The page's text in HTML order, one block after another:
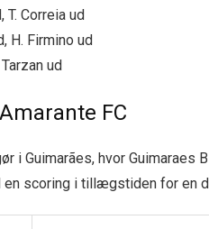
T. Correia ud
H. Firmino ud
ud
FC
i Guimarães, hvor Guimaraes
scoring i tillægstiden for en